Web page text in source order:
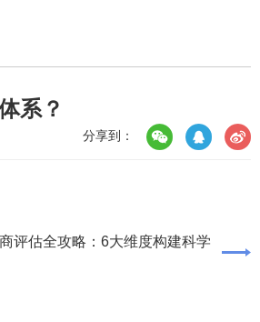
系？
分享到：
评估全攻略：6大维度构建科学